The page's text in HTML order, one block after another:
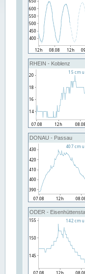
RHEIN - Koblenz
DONAU - Passau
ODER -